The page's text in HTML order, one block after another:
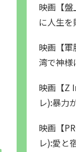
映画【
に人生を
映画【
湾で神
映画【Z
レ):暴力
映画【
レ):愛と